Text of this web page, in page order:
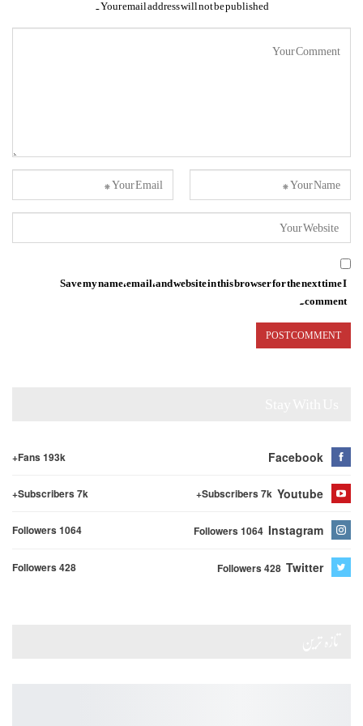
Your email address will not be published.
Save my name, email, and website in this browser for the next time I
comment.
Facebook
Fans 193k+
Youtube
Subscribers 7k+
Subscribers 7k+
Instagram
Followers 1064
Followers 1064
Twitter
Followers 428
Followers 428